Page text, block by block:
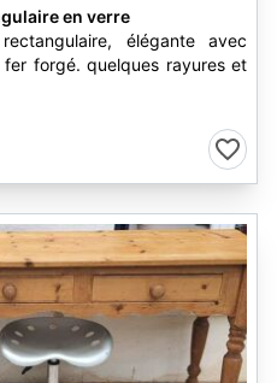
en verre
élégante avec
forgé. quelques rayures et